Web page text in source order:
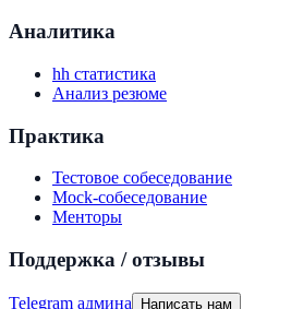
Аналитика
hh статистика
Анализ резюме
Практика
Тестовое собеседование
Mock-собеседование
Менторы
Поддержка / отзывы
Telegram админа
Написать нам